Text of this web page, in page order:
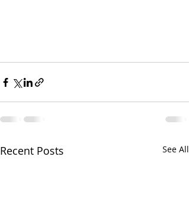
Recent Posts See All